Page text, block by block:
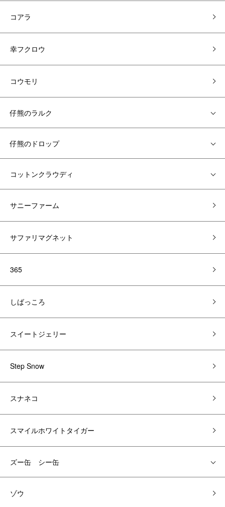
コアラ
幸フクロウ
コウモリ
仔熊のラルク
仔熊のドロップ
コットンクラウディ
サニーファーム
サファリマグネット
365
しばっころ
スイートジェリー
Step Snow
スナネコ
スマイルホワイトタイガー
ズー缶 シー缶
ゾウ